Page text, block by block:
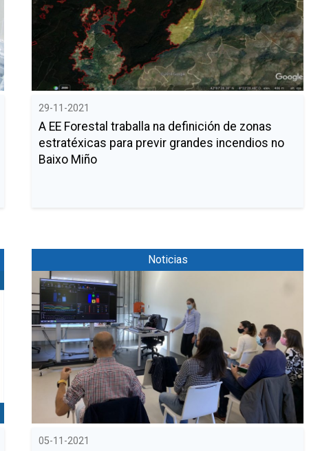
29-11-2021
A EE Forestal traballa na definición de zonas
estratéxicas para previr grandes incendios no
Baixo Miño
Noticias
05-11-2021